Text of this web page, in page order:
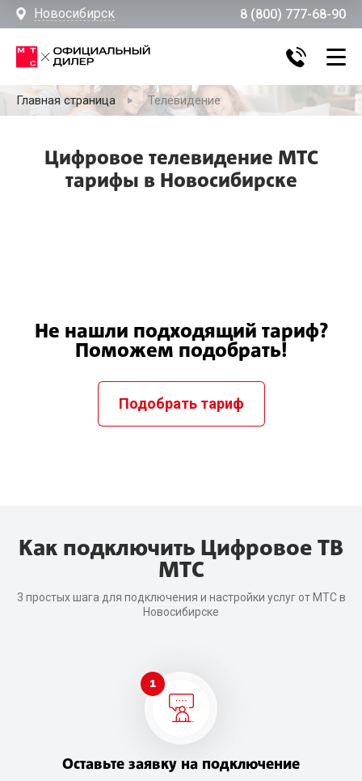
Новосибирск 8 (800) 777-68-90
Главная страница Телевидение
Цифровое телевидение МТС
тарифы в Новосибирске
Не нашли подходящий тариф?
Поможем подобрать!
Подобрать тариф
Как подключить Цифровое ТВ
МТС
3 простых шага для подключения и настройки услуг от МТС в
Новосибирске
1
Оставьте заявку на подключение